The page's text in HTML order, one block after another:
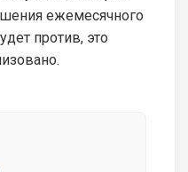
ежемесячного
против, это